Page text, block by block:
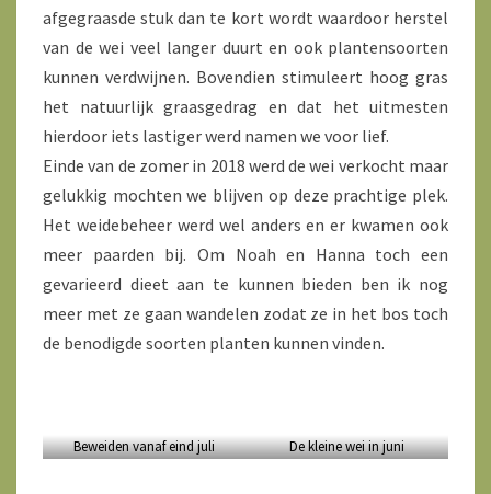
afgegraasde stuk dan te kort wordt waardoor herstel
van de wei veel langer duurt en ook plantensoorten
kunnen verdwijnen. Bovendien stimuleert hoog gras
het natuurlijk graasgedrag en dat het uitmesten
hierdoor iets lastiger werd namen we voor lief.
Einde van de zomer in 2018 werd de wei verkocht maar
gelukkig mochten we blijven op deze prachtige plek.
Het weidebeheer werd wel anders en er kwamen ook
meer paarden bij. Om Noah en Hanna toch een
gevarieerd dieet aan te kunnen bieden ben ik nog
meer met ze gaan wandelen zodat ze in het bos toch
de benodigde soorten planten kunnen vinden.
Beweiden vanaf eind juli De kleine wei in juni